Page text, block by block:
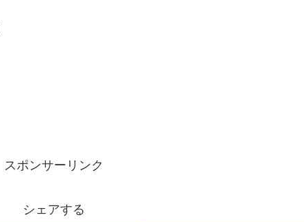
スポンサーリンク
シェアする